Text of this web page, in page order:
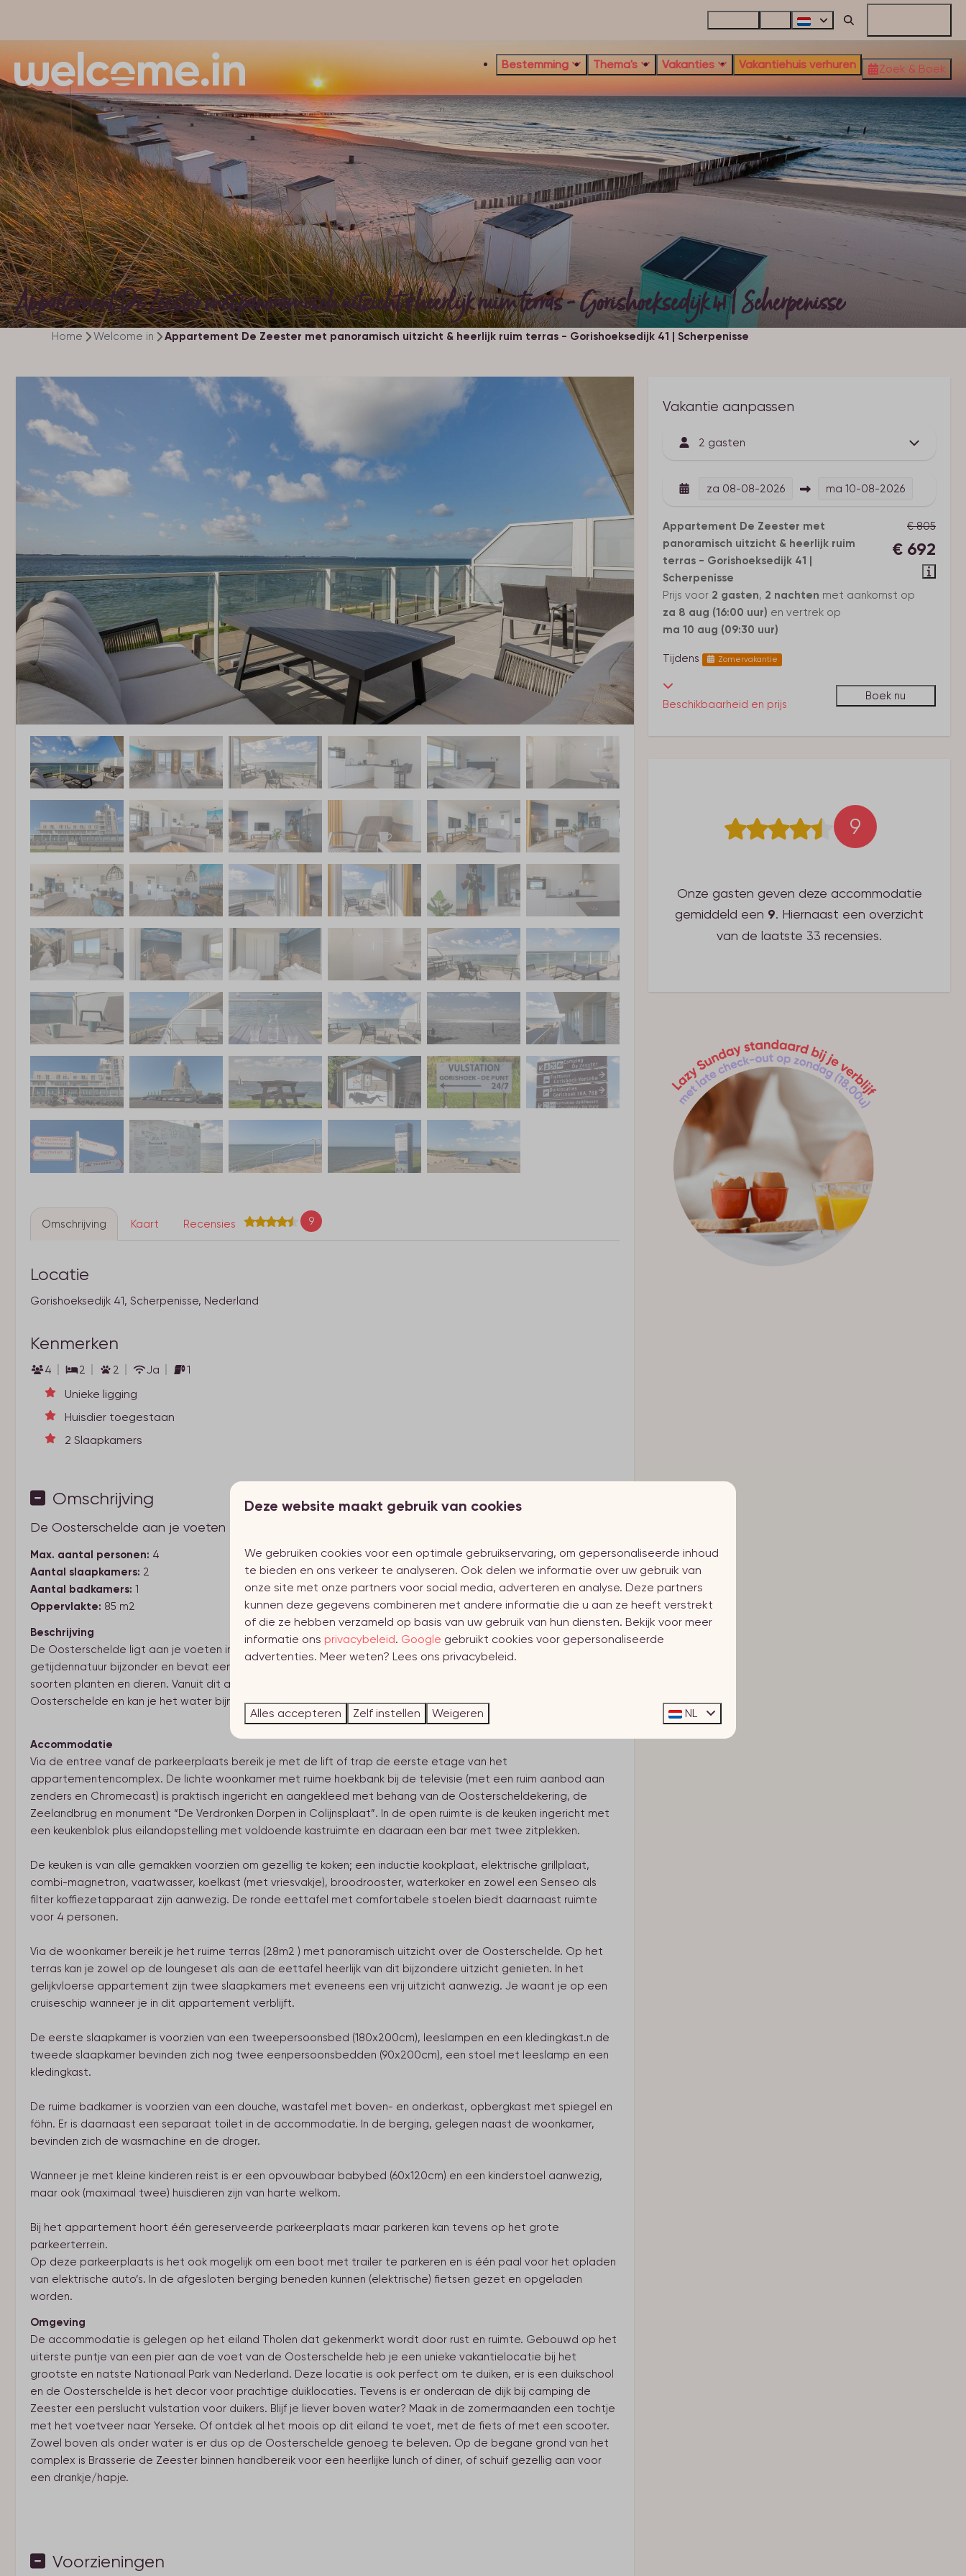
Bestemming Thema's Vakanties Vakantiehuis verhuren Zoek & Boek
Appartement De Zeester met panoramisch uitzicht & heerlijk ruim terras - Gorishoeksedijk 41 | Scherpenisse
Home Welcome in Appartement De Zeester met panoramisch uitzicht & heerlijk ruim terras - Gorishoeksedijk 41 | Scherpenisse
Omschrijving Kaart Recensies 9
Locatie
Gorishoeksedijk 41, Scherpenisse, Nederland
Kenmerken
4 2 2 Ja 1
Unieke ligging
Huisdier toegestaan
2 Slaapkamers
Omschrijving
De Oosterschelde aan je voeten
Max. aantal personen: 4
Aantal slaapkamers: 2
Aantal badkamers: 1
Oppervlakte: 85 m2
Beschrijving
De Oosterschelde ligt aan je voeten in dit prachtige exclusieve appartement. Dit unieke gebied is vanwege de
getijdennatuur bijzonder en bevat een dynamische en fascinerende onderwaterwereld door de honderden
soorten planten en dieren. Vanuit dit appartement geniet je van het allermooiste uitzicht over de
Oosterschelde en kan je het water bijna aanraken.
Accommodatie
Via de entree vanaf de parkeerplaats bereik je met de lift of trap de eerste etage van het
appartementencomplex. De lichte woonkamer met ruime hoekbank bij de televisie (met een ruim aanbod aan
zenders en Chromecast) is praktisch ingericht en aangekleed met behang van de Oosterscheldekering, de
Zeelandbrug en monument “De Verdronken Dorpen in Colijnsplaat”. In de open ruimte is de keuken ingericht met
een keukenblok plus eilandopstelling met voldoende kastruimte en daaraan een bar met twee zitplekken.
De keuken is van alle gemakken voorzien om gezellig te koken; een inductie kookplaat, elektrische grillplaat,
combi-magnetron, vaatwasser, koelkast (met vriesvakje), broodrooster, waterkoker en zowel een Senseo als
filter koffiezetapparaat zijn aanwezig. De ronde eettafel met comfortabele stoelen biedt daarnaast ruimte
voor 4 personen.
Via de woonkamer bereik je het ruime terras (28m2 ) met panoramisch uitzicht over de Oosterschelde. Op het
terras kan je zowel op de loungeset als aan de eettafel heerlijk van dit bijzondere uitzicht genieten. In het
gelijkvloerse appartement zijn twee slaapkamers met eveneens een vrij uitzicht aanwezig. Je waant je op een
cruiseschip wanneer je in dit appartement verblijft.
De eerste slaapkamer is voorzien van een tweepersoonsbed (180x200cm), leeslampen en een kledingkast.n de
tweede slaapkamer bevinden zich nog twee eenpersoonsbedden (90x200cm), een stoel met leeslamp en een
kledingkast.
De ruime badkamer is voorzien van een douche, wastafel met boven- en onderkast, opbergkast met spiegel en
föhn. Er is daarnaast een separaat toilet in de accommodatie. In de berging, gelegen naast de woonkamer,
bevinden zich de wasmachine en de droger.
Wanneer je met kleine kinderen reist is er een opvouwbaar babybed (60x120cm) en een kinderstoel aanwezig,
maar ook (maximaal twee) huisdieren zijn van harte welkom.
Bij het appartement hoort één gereserveerde parkeerplaats maar parkeren kan tevens op het grote
parkeerterrein.
Op deze parkeerplaats is het ook mogelijk om een boot met trailer te parkeren en is één paal voor het opladen
van elektrische auto’s. In de afgesloten berging beneden kunnen (elektrische) fietsen gezet en opgeladen
worden.
Omgeving
De accommodatie is gelegen op het eiland Tholen dat gekenmerkt wordt door rust en ruimte. Gebouwd op het
uiterste puntje van een pier aan de voet van de Oosterschelde heb je een unieke vakantielocatie bij het
grootste en natste Nationaal Park van Nederland. Deze locatie is ook perfect om te duiken, er is een duikschool
en de Oosterschelde is het decor voor prachtige duiklocaties. Tevens is er onderaan de dijk bij camping de
Zeester een perslucht vulstation voor duikers. Blijf je liever boven water? Maak in de zomermaanden een tochtje
met het voetveer naar Yerseke. Of ontdek al het moois op dit eiland te voet, met de fiets of met een scooter.
Zowel boven als onder water is er dus op de Oosterschelde genoeg te beleven. Op de begane grond van het
complex is Brasserie de Zeester binnen handbereik voor een heerlijke lunch of diner, of schuif gezellig aan voor
een drankje/hapje.
Voorzieningen
Vakantie aanpassen
2 gasten
za 08-08-2026 ma 10-08-2026
€ 805
€ 692
Appartement De Zeester met
panoramisch uitzicht & heerlijk ruim
terras - Gorishoeksedijk 41 |
Scherpenisse
Prijs voor 2 gasten, 2 nachten met aankomst op
za 8 aug (16:00 uur) en vertrek op
ma 10 aug (09:30 uur)
Tijdens Zomervakantie
Beschikbaarheid en prijs
Boek nu
9
Onze gasten geven deze accommodatie
gemiddeld een 9. Hiernaast een overzicht
van de laatste 33 recensies.
Deze website maakt gebruik van cookies
We gebruiken cookies voor een optimale gebruikservaring, om gepersonaliseerde inhoud
te bieden en ons verkeer te analyseren. Ook delen we informatie over uw gebruik van
onze site met onze partners voor social media, adverteren en analyse. Deze partners
kunnen deze gegevens combineren met andere informatie die u aan ze heeft verstrekt
of die ze hebben verzameld op basis van uw gebruik van hun diensten. Bekijk voor meer
informatie ons privacybeleid. Google gebruikt cookies voor gepersonaliseerde
advertenties. Meer weten? Lees ons privacybeleid.
Alles accepteren Zelf instellen Weigeren NL